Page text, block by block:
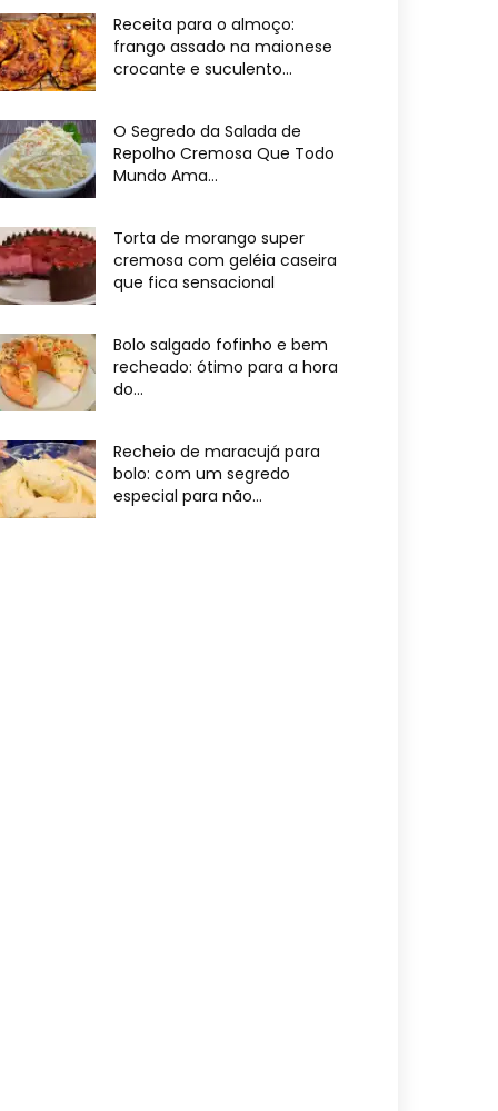
Receita para o almoço:
frango assado na maionese
crocante e suculento...
O Segredo da Salada de
Repolho Cremosa Que Todo
Mundo Ama...
Torta de morango super
cremosa com geléia caseira
que fica sensacional
Bolo salgado fofinho e bem
recheado: ótimo para a hora
do...
Recheio de maracujá para
bolo: com um segredo
especial para não...